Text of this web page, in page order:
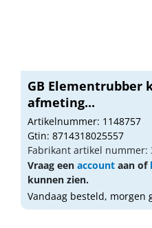
GB Elementrubber
afmeting...
Artikelnummer: 1148757
Gtin: 8714318025557
Fabrikant artikel nummer:
Vraag een account aan of
kunnen zien.
Vandaag besteld, morgen